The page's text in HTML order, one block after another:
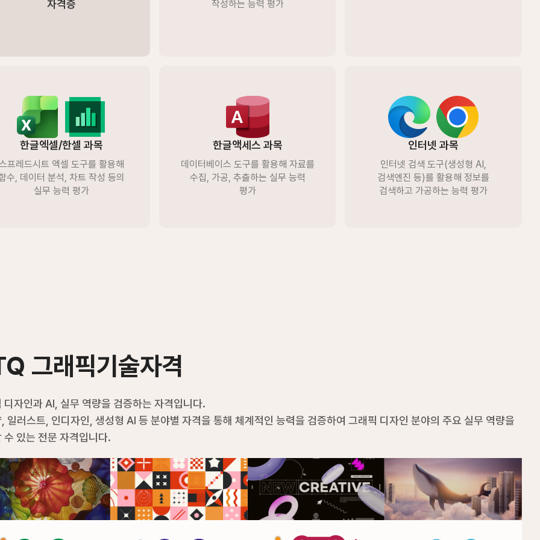
자격증​
작성하는 능력 평가
한글엑셀/한셀 과목
프레드시트 엑셀 도구를 활용해
수, ​데이터 분석, 차트 작성 등의
실무 능력 평가​
한글액세스 과목
데이터베이스 도구를 활용해 자료를
​수집, 가공, 추출하는 실무 능력
평가
인터넷 과목
인터넷 검색 도구(생성형 AI,
검색엔진 등)를 ​활용해 정보를
검색하고 가공하는 능력 평가​
그래픽기술자격
디자인과 AI, 실무 역량을 검증하는 자격입니다.
일러스트, 인디자인, 생성형 AI 등 분야별 자격을 통해 체계적인 능력을 검증하여 그래픽 디자인 분야의 주요 실무 역량을
수 있는 전문 자격입니다.